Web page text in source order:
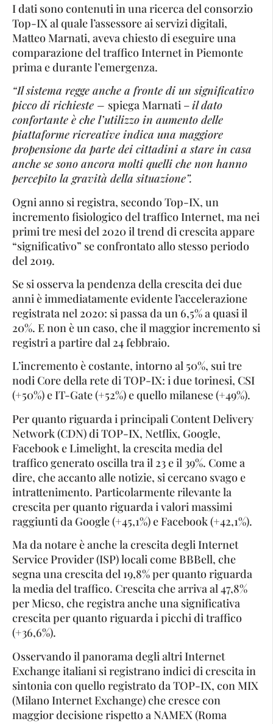
I dati sono contenuti in una ricerca del consorzio
Top-IX al quale l’assessore ai servizi digitali,
Matteo Marnati, aveva chiesto di eseguire una
comparazione del traffico Internet in Piemonte
prima e durante l’emergenza.
“Il sistema regge anche a fronte di un significativo
picco di richieste – spiega Marnati –il dato
confortante è che l’utilizzo in aumento delle
piattaforme ricreative indica una maggiore
propensione da parte dei cittadini a stare in casa
anche se sono ancora molti quelli che non hanno
percepito la gravità della situazione”.
Ogni anno si registra, secondo Top-IX, un
incremento fisiologico del traffico Internet, ma nei
primi tre mesi del 2020 il trend di crescita appare
“significativo” se confrontato allo stesso periodo
del 2019.
Se si osserva la pendenza della crescita dei due
anni è immediatamente evidente l’accelerazione
registrata nel 2020: si passa da un 6,5% a quasi il
20%. E non è un caso, che il maggior incremento si
registri a partire dal 24 febbraio.
L’incremento è costante, intorno al 50%, sui tre
nodi Core della rete di TOP-IX: i due torinesi, CSI
(+50%) e IT-Gate (+52%) e quello milanese (+49%).
Per quanto riguarda i principali Content Delivery
Network (CDN) di TOP-IX, Netflix, Google,
Facebook e Limelight, la crescita media del
traffico generato oscilla tra il 23 e il 39%. Come a
dire, che accanto alle notizie, si cercano svago e
intrattenimento. Particolarmente rilevante la
crescita per quanto riguarda i valori massimi
raggiunti da Google (+45,1%) e Facebook (+42,1%).
Ma da notare è anche la crescita degli Internet
Service Provider (ISP) locali come BBBell, che
segna una crescita del 19,8% per quanto riguarda
la media del traffico. Crescita che arriva al 47,8%
per Micso, che registra anche una significativa
crescita per quanto riguarda i picchi di traffico
(+36,6%).
Osservando il panorama degli altri Internet
Exchange italiani si registrano indici di crescita in
sintonia con quello registrato da TOP-IX, con MIX
(Milano Internet Exchange) che cresce con
maggior decisione rispetto a NAMEX (Roma